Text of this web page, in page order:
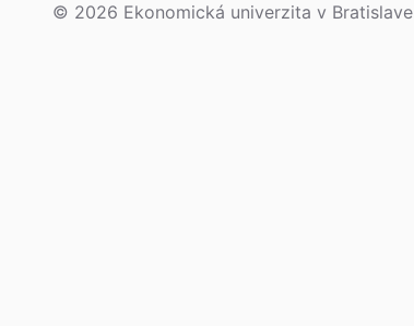
© 2026 Ekonomická univerzita v Bratislave